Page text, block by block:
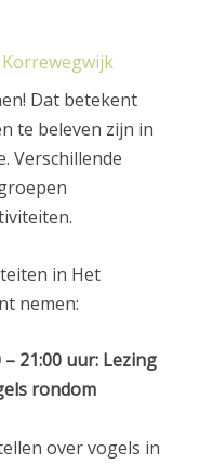
Korrewegwijk
Dat betekent
te beleven zijn in
Verschillende
in Het
nemen:
21:00 uur: Lezing
rondom
over vogels in